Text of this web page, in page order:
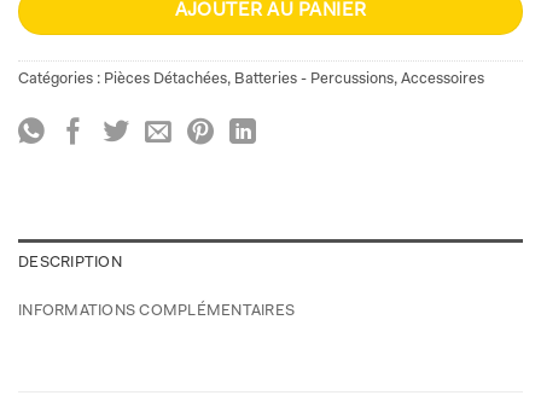
AJOUTER AU PANIER
Catégories : Pièces Détachées, Batteries - Percussions, Accessoires
DESCRIPTION
INFORMATIONS COMPLÉMENTAIRES